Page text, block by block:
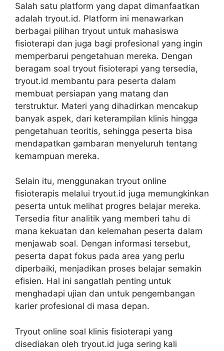
Salah satu platform yang dapat dimanfaatkan
adalah tryout.id. Platform ini menawarkan
berbagai pilihan tryout untuk mahasiswa
fisioterapi dan juga bagi profesional yang ingin
memperbarui pengetahuan mereka. Dengan
beragam soal tryout fisioterapi yang tersedia,
tryout.id membantu para peserta dalam
membuat persiapan yang matang dan
terstruktur. Materi yang dihadirkan mencakup
banyak aspek, dari keterampilan klinis hingga
pengetahuan teoritis, sehingga peserta bisa
mendapatkan gambaran menyeluruh tentang
kemampuan mereka.
Selain itu, menggunakan tryout online
fisioterapis melalui tryout.id juga memungkinkan
peserta untuk melihat progres belajar mereka.
Tersedia fitur analitik yang memberi tahu di
mana kekuatan dan kelemahan peserta dalam
menjawab soal. Dengan informasi tersebut,
peserta dapat fokus pada area yang perlu
diperbaiki, menjadikan proses belajar semakin
efisien. Hal ini sangatlah penting untuk
menghadapi ujian dan untuk pengembangan
karier profesional di masa depan.
Tryout online soal klinis fisioterapi yang
disediakan oleh tryout.id juga sering kali